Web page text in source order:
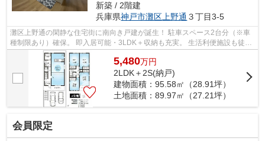
新築 / 2階建
兵庫県神戸市灘区上野通 ３丁目3-5
灘区上野通の閑静な住宅街に南向き戸建が誕生！ 駐車スペース2台分（※車
種制限あり）確保。 即入居可能・3LDK＋収納も充実。 生活利便施設も徒歩
5,480万円
2LDK＋2S(納戸)
建物面積：95.58㎡（28.91坪）
土地面積：89.97㎡（27.21坪）
会員限定